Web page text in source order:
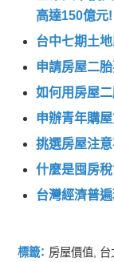
高達150億元!
台中七期土
申請房屋二
如何用房屋
申辦青年購
挑選房屋注
什麼是囤房
台灣經濟普
標籤： 房屋價值 台